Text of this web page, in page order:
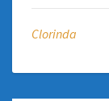
Clorinda